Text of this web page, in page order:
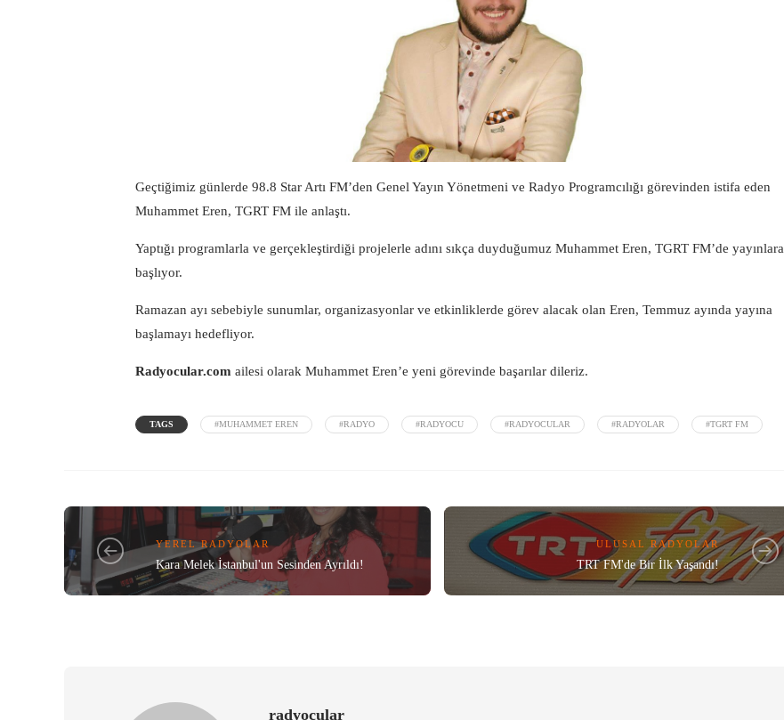
Geçtiğimiz günlerde 98.8 Star Artı FM’den Genel Yayın Yönetmeni ve Radyo Programcılığı görevinden istifa eden
Muhammet Eren, TGRT FM ile anlaştı.
Yaptığı programlarla ve gerçekleştirdiği projelerle adını sıkça duyduğumuz Muhammet Eren, TGRT FM’de yayınlara
başlıyor.
Ramazan ayı sebebiyle sunumlar, organizasyonlar ve etkinliklerde görev alacak olan Eren, Temmuz ayında yayına
başlamayı hedefliyor.
Radyocular.com ailesi olarak Muhammet Eren’e yeni görevinde başarılar dileriz.
TAGS #MUHAMMET EREN #RADYO #RADYOCU #RADYOCULAR #RADYOLAR #TGRT FM
YEREL RADYOLAR
Kara Melek İstanbul'un Sesinden Ayrıldı!
ULUSAL RADYOLAR
TRT FM'de Bir İlk Yaşandı!
radyocular